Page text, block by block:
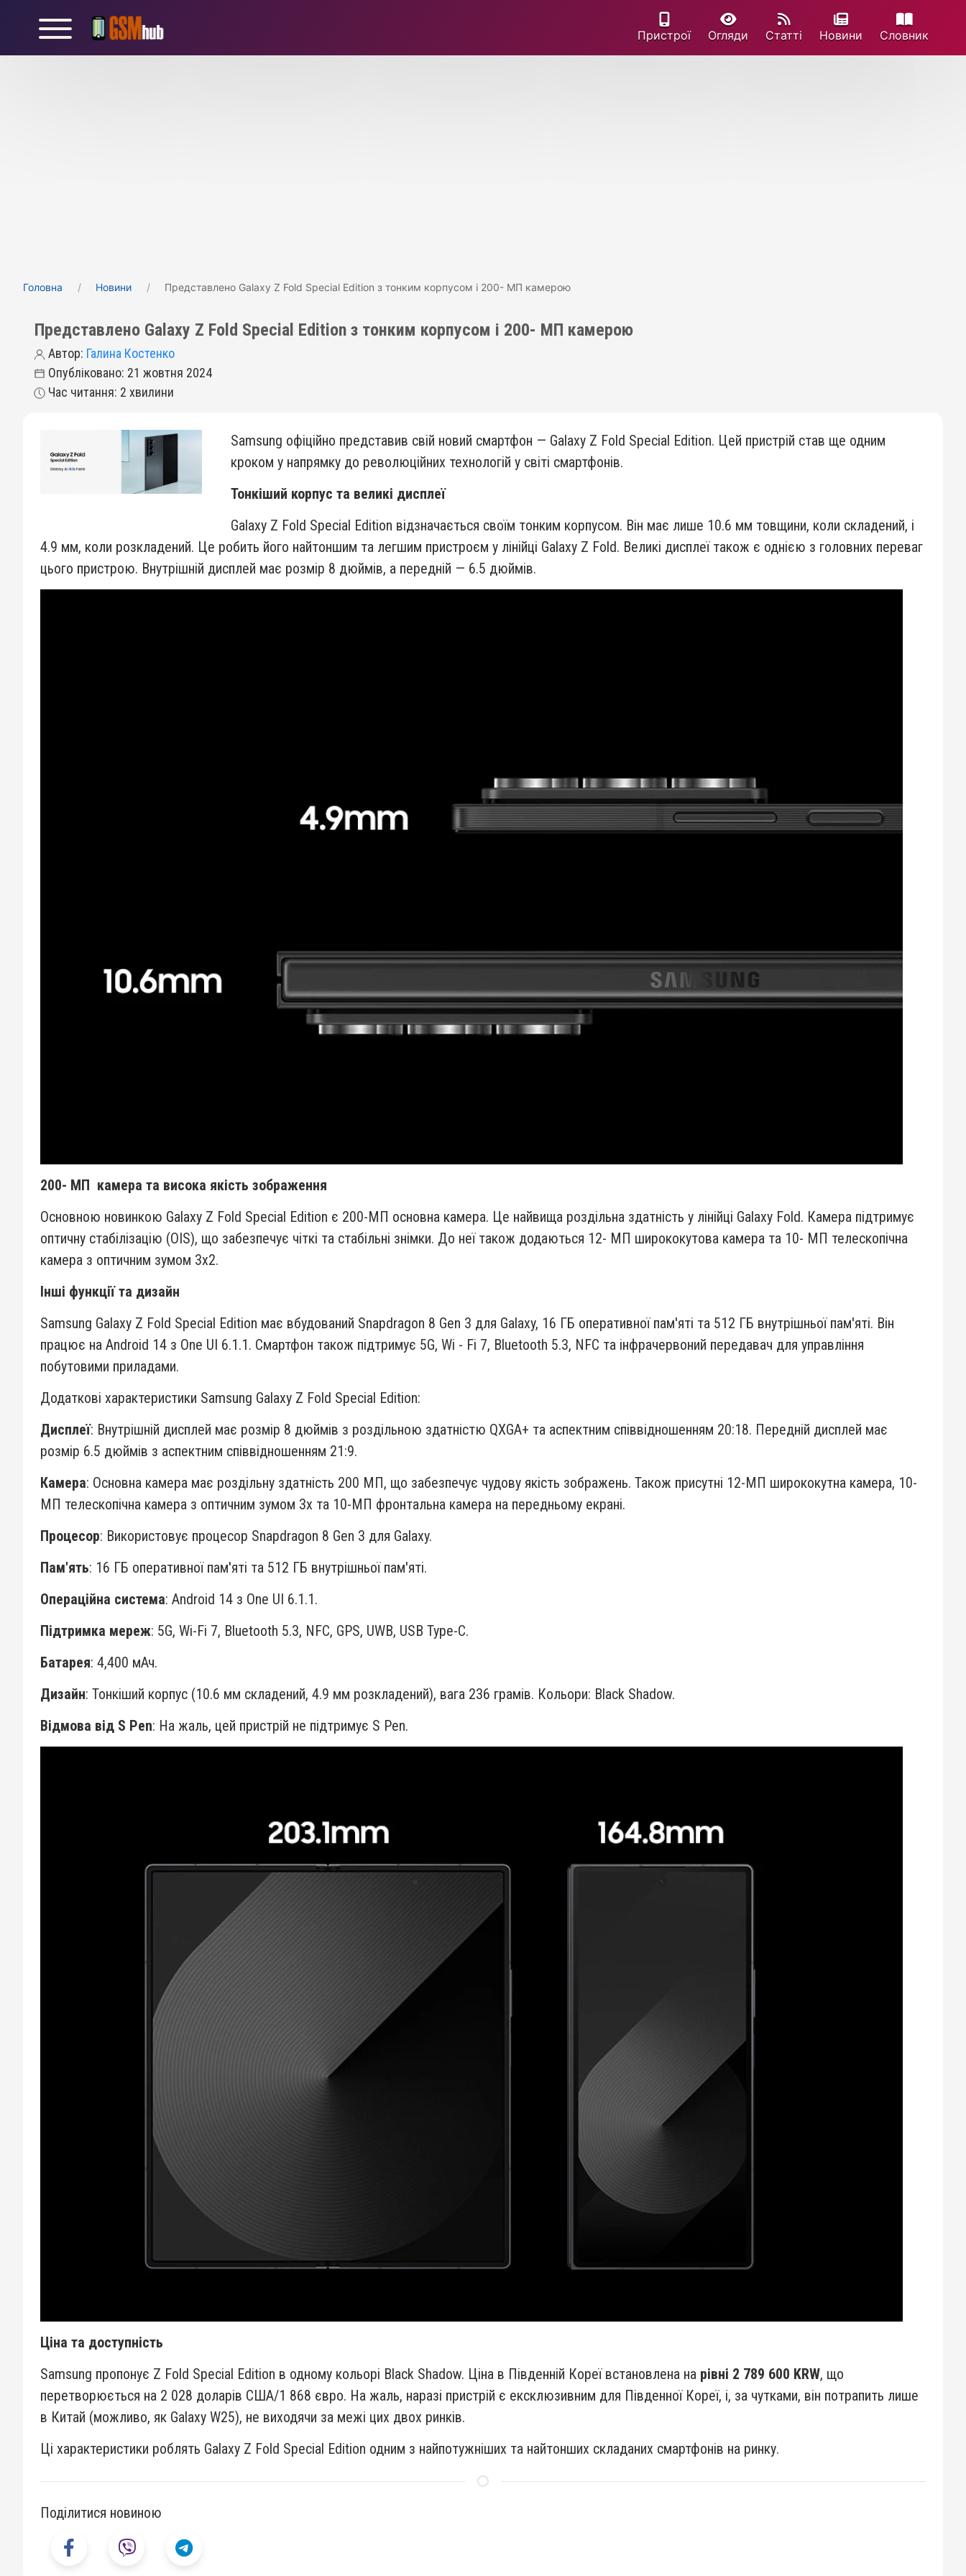
Пристрої Огляди Статті Новини Cловник
Головна Новини Представлено Galaxy Z Fold Special Edition з тонким корпусом і 200- МП камерою
Представлено Galaxy Z Fold Special Edition з тонким корпусом і 200- МП камерою
Автор: Галина Костенко
Опубліковано: 21 жовтня 2024
Час читання: 2 хвилини
Samsung офіційно представив свій новий смартфон — Galaxy Z Fold Special Edition. Цей пристрій став ще одним
кроком у напрямку до революційних технологій у світі смартфонів.
Тонкіший корпус та великі дисплеї
Galaxy Z Fold Special Edition відзначається своїм тонким корпусом. Він має лише 10.6 мм товщини, коли складений, і
4.9 мм, коли розкладений. Це робить його найтоншим та легшим пристроєм у лінійці Galaxy Z Fold. Великі дисплеї також є однією з головних переваг
цього пристрою. Внутрішній дисплей має розмір 8 дюймів, а передній — 6.5 дюймів.
200- МП камера та висока якість зображення
Основною новинкою Galaxy Z Fold Special Edition є 200-МП основна камера. Це найвища роздільна здатність у лінійці Galaxy Fold. Камера підтримує
оптичну стабілізацію (OIS), що забезпечує чіткі та стабільні знімки. До неї також додаються 12- МП ширококутова камера та 10- МП телескопічна
камера з оптичним зумом 3x2.
Інші функції та дизайн
Samsung Galaxy Z Fold Special Edition має вбудований Snapdragon 8 Gen 3 для Galaxy, 16 ГБ оперативної пам'яті та 512 ГБ внутрішньої пам'яті. Він
працює на Android 14 з One UI 6.1.1. Смартфон також підтримує 5G, Wi - Fi 7, Bluetooth 5.3, NFC та інфрачервоний передавач для управління
побутовими приладами.
Додаткові характеристики Samsung Galaxy Z Fold Special Edition:
Дисплеї: Внутрішній дисплей має розмір 8 дюймів з роздільною здатністю QXGA+ та аспектним співвідношенням 20:18. Передній дисплей має
розмір 6.5 дюймів з аспектним співвідношенням 21:9.
Камера: Основна камера має роздільну здатність 200 МП, що забезпечує чудову якість зображень. Також присутні 12-МП ширококутна камера, 10-
МП телескопічна камера з оптичним зумом 3x та 10-МП фронтальна камера на передньому екрані.
Процесор: Використовує процесор Snapdragon 8 Gen 3 для Galaxy.
Пам'ять: 16 ГБ оперативної пам'яті та 512 ГБ внутрішньої пам'яті.
Операційна система: Android 14 з One UI 6.1.1.
Підтримка мереж: 5G, Wi-Fi 7, Bluetooth 5.3, NFC, GPS, UWB, USB Type-C.
Батарея: 4,400 мАч.
Дизайн: Тонкіший корпус (10.6 мм складений, 4.9 мм розкладений), вага 236 грамів. Кольори: Black Shadow.
Відмова від S Pen: На жаль, цей пристрій не підтримує S Pen.
Ціна та доступність
Samsung пропонує Z Fold Special Edition в одному кольорі Black Shadow. Ціна в Південній Кореї встановлена ​​на рівні 2 789 600 KRW, що
перетворюється на 2 028 доларів США/1 868 євро. На жаль, наразі пристрій є ексклюзивним для Південної Кореї, і, за чутками, він потрапить лише
в Китай (можливо, як Galaxy W25), не виходячи за межі цих двох ринків.
Ці характеристики роблять Galaxy Z Fold Special Edition одним з найпотужніших та найтонших складаних смартфонів на ринку.
Поділитися новиною